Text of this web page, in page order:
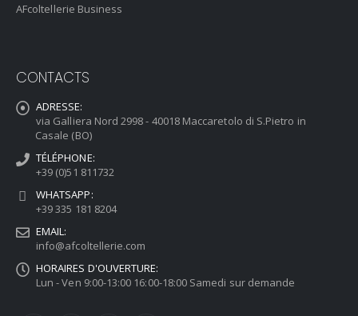
AFcoltellerie Business
CONTACTS
ADRESSE:
via Galliera Nord 2998 - 40018 Maccaretolo di S.Pietro in
Casale (BO)
TÉLÉPHONE:
+39 (0)51 811732
WHATSAPP:
+39 335 181 8204
EMAIL:
info@afcoltellerie.com
HORAIRES D'OUVERTURE:
Lun - Ven 9:00-13:00 16:00-18:00 Samedi sur demande